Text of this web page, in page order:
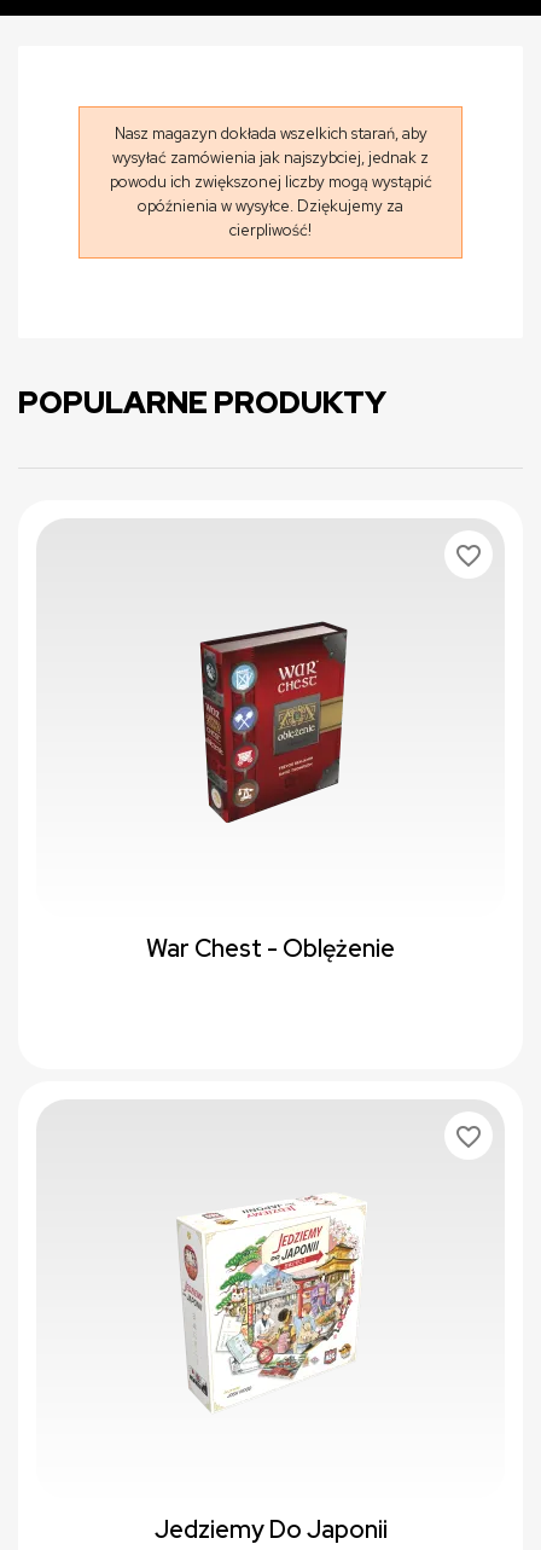
Nasz magazyn dokłada wszelkich starań, aby
wysyłać zamówienia jak najszybciej, jednak z
powodu ich zwiększonej liczby mogą wystąpić
opóźnienia w wysyłce. Dziękujemy za
cierpliwość!
POPULARNE PRODUKTY
War Chest - Oblężenie
favorite_border
Jedziemy Do Japonii
favorite_border